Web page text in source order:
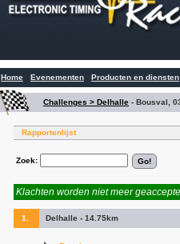
Home Evenementen Producten en diensten
Challenges > Delhalle - Bousval,
Rapportenlijst
Zoek:
Klachten worden niet meer
1. Delhalle - 14.75km